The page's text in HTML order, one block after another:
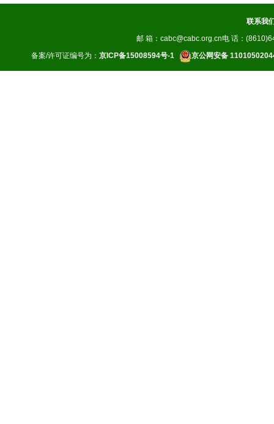
联系我
邮 箱：cabc@cabc.org.cn电 话：
备案/许可证编号为： 京ICP备15008594号-1 京公网安备